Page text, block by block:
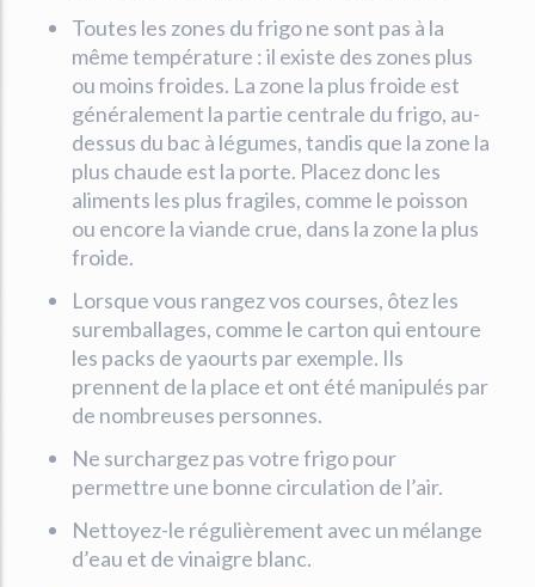
Toutes les zones du frigo ne sont pas à la
même température : il existe des zones plus
ou moins froides. La zone la plus froide est
généralement la partie centrale du frigo, au-
dessus du bac à légumes, tandis que la zone la
plus chaude est la porte. Placez donc les
aliments les plus fragiles, comme le poisson
ou encore la viande crue, dans la zone la plus
froide.
Lorsque vous rangez vos courses, ôtez les
suremballages, comme le carton qui entoure
les packs de yaourts par exemple. Ils
prennent de la place et ont été manipulés par
de nombreuses personnes.
Ne surchargez pas votre frigo pour
permettre une bonne circulation de l’air.
Nettoyez-le régulièrement avec un mélange
d’eau et de vinaigre blanc.